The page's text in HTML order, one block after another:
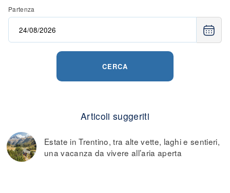
Partenza
CERCA
Articoli suggeriti
Estate in Trentino, tra alte vette, laghi e sentieri,
una vacanza da vivere all’aria aperta